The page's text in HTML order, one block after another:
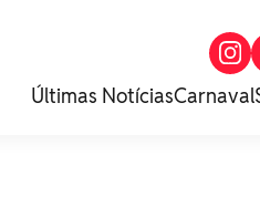
Últimas NotíciasCarnaval